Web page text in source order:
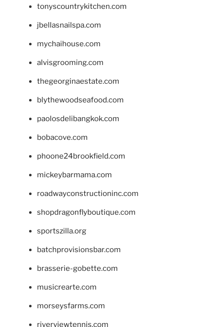
tonyscountrykitchen.com
jbellasnailspa.com
mychaihouse.com
alvisgrooming.com
thegeorginaestate.com
blythewoodseafood.com
paolosdelibangkok.com
bobacove.com
phoone24brookfield.com
mickeybarmama.com
roadwayconstructioninc.com
shopdragonflyboutique.com
sportszilla.org
batchprovisionsbar.com
brasserie-gobette.com
musicrearte.com
morseysfarms.com
riverviewtennis.com